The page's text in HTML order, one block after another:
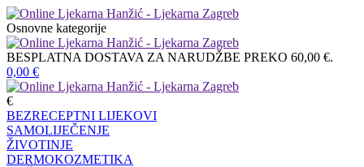
Osnovne kategorije
BESPLATNA DOSTAVA ZA NARUDŽBE PREKO 60,00 €.
0,00 €
€
BEZRECEPTNI LIJEKOVI
SAMOLIJEČENJE
ŽIVOTINJE
DERMOKOZMETIKA